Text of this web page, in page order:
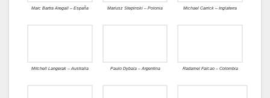
Marc Bartra Aregall – España Mariusz Stepinski – Polonia Michael Carrick – Inglaterra
Mitchell Langerak – Australia Paulo Dybala – Argentina Radamel Falcao – Colombia